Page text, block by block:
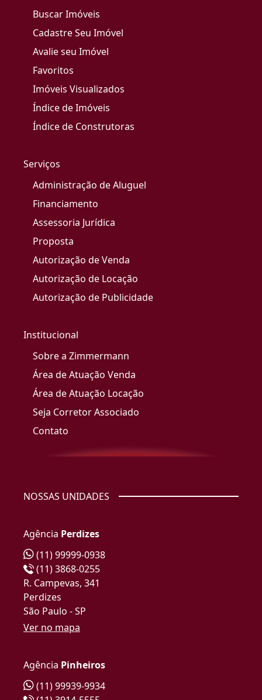
Buscar Imóveis
Cadastre Seu Imóvel
Avalie seu Imóvel
Favoritos
Imóveis Visualizados
Índice de Imóveis
Índice de Construtoras
Serviços
Administração de Aluguel
Financiamento
Assessoria Jurídica
Proposta
Autorização de Venda
Autorização de Locação
Autorização de Publicidade
Institucional
Sobre a Zimmermann
Área de Atuação Venda
Área de Atuação Locação
Seja Corretor Associado
Contato
NOSSAS UNIDADES
Agência Perdizes
(11) 99999-0938
(11) 3868-0255
R. Campevas, 341
Perdizes
São Paulo - SP
Ver no mapa
Agência Pinheiros
(11) 99939-9934